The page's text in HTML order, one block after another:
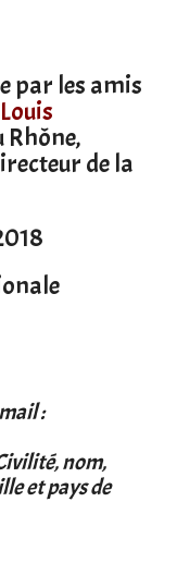
par les amis
Rhône,
de la
:
nom,
et pays de